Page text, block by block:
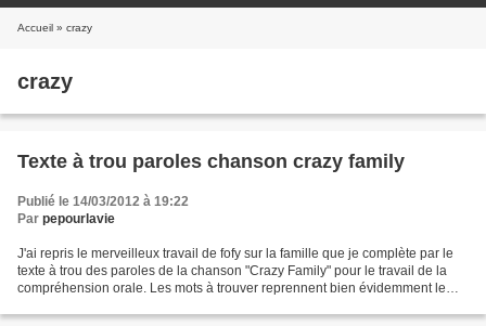
Accueil » crazy
crazy
Texte à trou paroles chanson crazy family
Publié le 14/03/2012 à 19:22
Par pepourlavie
J'ai repris le merveilleux travail de fofy sur la famille que je complète par le
texte à trou des paroles de la chanson "Crazy Family" pour le travail de la
compréhension orale. Les mots à trouver reprennent bien évidemment le